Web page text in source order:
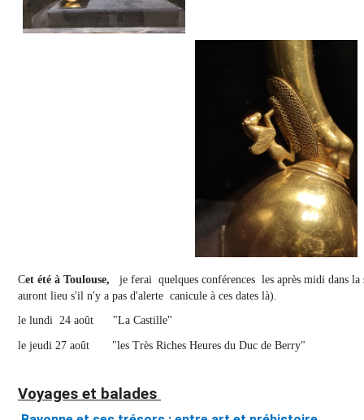
Cet été à Toulouse,
je ferai quelques conférences les après midi dans
auront lieu s'il n'y a pas d'alerte canicule à ces dates là).
le lundi 24 août "La Castille"
le jeudi 27 août "les Très Riches Heures du Duc de Berry"
Voyages et balades